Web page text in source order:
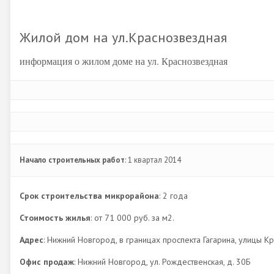
Жилой дом на ул.Краснозвездная
информация о жилом доме на ул. Краснозвездная
Начало строительных работ: 1 квартал 2014
Срок строительства микрорайона: 2 года
Стоимость жилья: от 71 000 руб. за м2.
Адрес: Нижний Новгород, в границах проспекта Гагарина, улицы
Офис продаж: Нижний Новгород, ул. Рождественская, д. 30Б